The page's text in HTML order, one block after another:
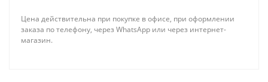
Цена действительна при покупке в офисе, при оформлении
заказа по телефону, через WhatsApp или через интернет-
магазин.